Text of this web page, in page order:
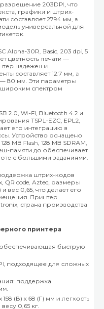
203DPI, что
графики и штрих-
составляет 2794 мм, а
универсальной для
Alpha-30R, Basic, 203 dpi, 5
цветность печати —
надежен и
составляет 12.7 мм, а
80 мм. Эти параметры
спектром
2.0, WI-FI, Bluetooth 4.2 и
TSPL-EZC, EPL2,
его интеграцию в
Устройство оснащено
MB Flash, 128 MB SDRAM,
памяти до обеспечивает
с большими заданиями.
штрих-кодов
QR code, Aztec, размеры
и вес 0,65, что делает его
Принтер
страна производства
принтера
обеспечивающая быструю
подходящее для сложных
поддержка
(В) x 68 (Г) мм и легкость
0,65 кг.